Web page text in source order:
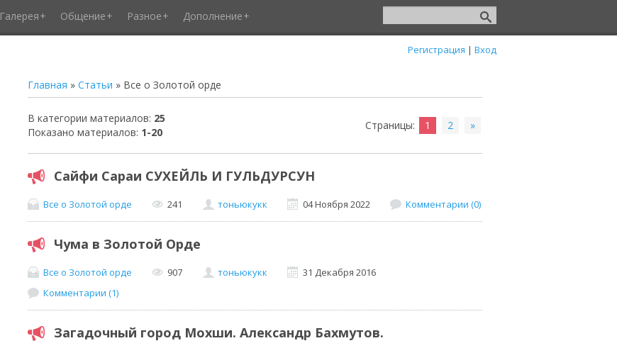
Галерея Общение Разное Дополнение
Регистрация | Вход
Главная » Статьи » Все о Золотой орде
В категории материалов: 25
Показано материалов: 1-20
Страницы: 1 2 »
Сайфи Сараи СУХЕЙЛЬ И ГУЛЬДУРСУН
Все о Золотой орде 241 тоньюкукк 04 Ноября 2022 Комментарии (0)
Чума в Золотой Орде
Все о Золотой орде 907 тоньюкукк
31 Декабря 2016
Комментарии (1)
Загадочный город Мохши. Александр Бахмутов.